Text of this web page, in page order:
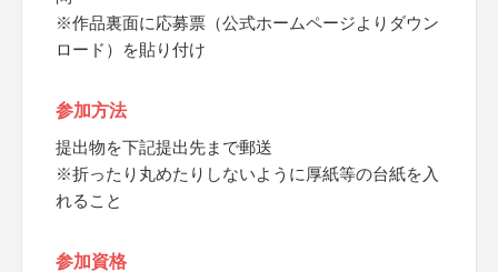
※作品裏面に応募票（公式ホームページよりダウン
ロード）を貼り付け
参加方法
提出物を下記提出先まで郵送
※折ったり丸めたりしないように厚紙等の台紙を入
れること
参加資格